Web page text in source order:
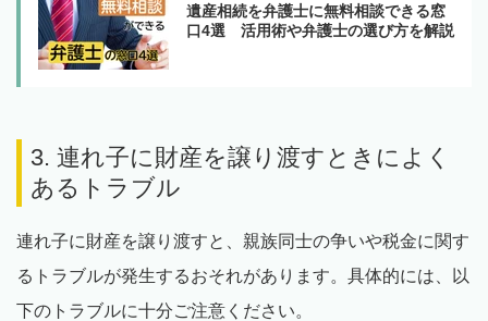
遺産相続を弁護士に無料相談できる窓
口4選 活用術や弁護士の選び方を解説
3. 連れ子に財産を譲り渡すときによく
あるトラブル
連れ子に財産を譲り渡すと、親族同士の争いや税金に関す
るトラブルが発生するおそれがあります。具体的には、以
下のトラブルに十分ご注意ください。